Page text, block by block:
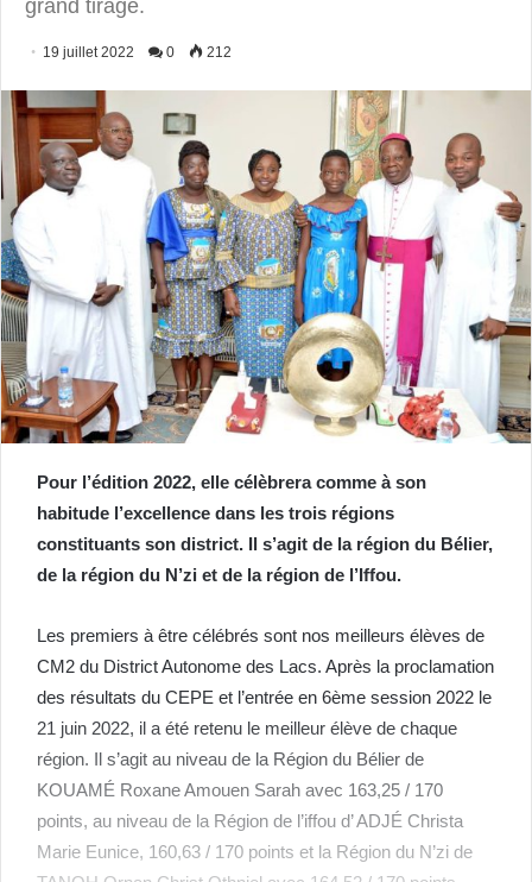
grand tirage.
19 juillet 2022 0 212
Pour l’édition 2022, elle célèbrera comme à son
habitude l’excellence dans les trois régions
constituants son district. Il s’agit de la région du Bélier,
de la région du N’zi et de la région de l’Iffou.
Les premiers à être célébrés sont nos meilleurs élèves de
CM2 du District Autonome des Lacs. Après la proclamation
des résultats du CEPE et l’entrée en 6ème session 2022 le
21 juin 2022, il a été retenu le meilleur élève de chaque
région. Il s’agit au niveau de la Région du Bélier de
KOUAMÉ Roxane Amouen Sarah avec 163,25 / 170
points, au niveau de la Région de l’iffou d’ ADJÉ Christa
Marie Eunice, 160,63 / 170 points et la Région du N’zi de